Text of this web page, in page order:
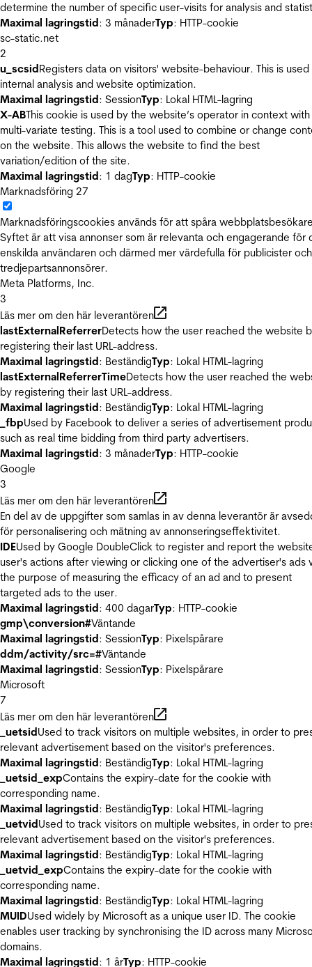
determine the number of specific user-visits for analysis and
Maximal lagringstid: 3 månaderTyp: HTTP-cookie
sc-static.net
2
u_scsidRegisters data on visitors' website-behaviour. This is
internal analysis and website optimization.
Maximal lagringstid: SessionTyp: Lokal HTML-lagring
X-ABThis cookie is used by the website’s operator in context with
multi-variate testing. This is a tool used to combine or change
on the website. This allows the website to find the best
variation/edition of the site.
Maximal lagringstid: 1 dagTyp: HTTP-cookie
Marknadsföring 27
Marknadsföringscookies används för att spåra
Syftet är att visa annonser som är relevanta och engagerande för
enskilda användaren och därmed mer värdefulla för publicister och
tredjepartsannonsörer.
Meta Platforms, Inc.
3
Läs mer om den här leverantören
lastExternalReferrerDetects how the user reached the website
registering their last URL-address.
Maximal lagringstid: BeständigTyp: Lokal HTML-lagring
lastExternalReferrerTimeDetects how the user reached the
by registering their last URL-address.
Maximal lagringstid: BeständigTyp: Lokal HTML-lagring
_fbpUsed by Facebook to deliver a series of advertisement
such as real time bidding from third party advertisers.
Maximal lagringstid: 3 månaderTyp: HTTP-cookie
Google
3
Läs mer om den här leverantören
En del av de uppgifter som samlas in av denna leverantör är
för personalisering och mätning av annonseringseffektivitet.
IDEUsed by Google DoubleClick to register and report the
user's actions after viewing or clicking one of the advertiser's ads
the purpose of measuring the efficacy of an ad and to present
targeted ads to the user.
Maximal lagringstid: 400 dagarTyp: HTTP-cookie
gmp\conversion#Väntande
Maximal lagringstid: SessionTyp: Pixelspårare
ddm/activity/src=#Väntande
Maximal lagringstid: SessionTyp: Pixelspårare
Microsoft
7
Läs mer om den här leverantören
_uetsidUsed to track visitors on multiple websites, in order to
relevant advertisement based on the visitor's preferences.
Maximal lagringstid: BeständigTyp: Lokal HTML-lagring
_uetsid_expContains the expiry-date for the cookie with
corresponding name.
Maximal lagringstid: BeständigTyp: Lokal HTML-lagring
_uetvidUsed to track visitors on multiple websites, in order to
relevant advertisement based on the visitor's preferences.
Maximal lagringstid: BeständigTyp: Lokal HTML-lagring
_uetvid_expContains the expiry-date for the cookie with
corresponding name.
Maximal lagringstid: BeständigTyp: Lokal HTML-lagring
MUIDUsed widely by Microsoft as a unique user ID. The cookie
enables user tracking by synchronising the ID across many
domains.
Maximal lagringstid: 1 årTyp: HTTP-cookie